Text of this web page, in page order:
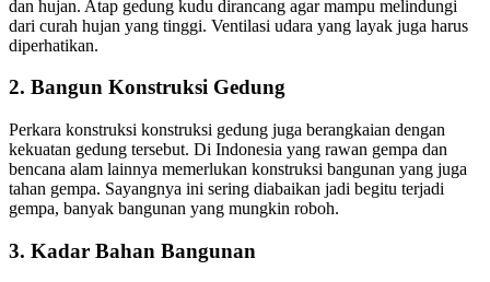
dan hujan. Atap gedung kudu dirancang agar mampu melindungi
dari curah hujan yang tinggi. Ventilasi udara yang layak juga harus
diperhatikan.
2. Bangun Konstruksi Gedung
Perkara konstruksi konstruksi gedung juga berangkaian dengan
kekuatan gedung tersebut. Di Indonesia yang rawan gempa dan
bencana alam lainnya memerlukan konstruksi bangunan yang juga
tahan gempa. Sayangnya ini sering diabaikan jadi begitu terjadi
gempa, banyak bangunan yang mungkin roboh.
3. Kadar Bahan Bangunan